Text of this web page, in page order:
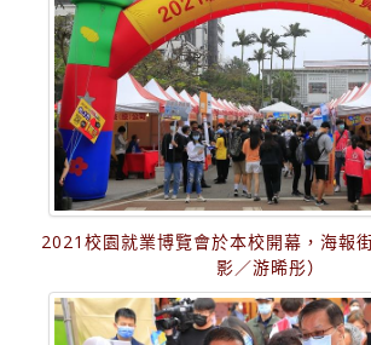
2021校園就業博覽會於本校開幕，海報
影／游晞彤）